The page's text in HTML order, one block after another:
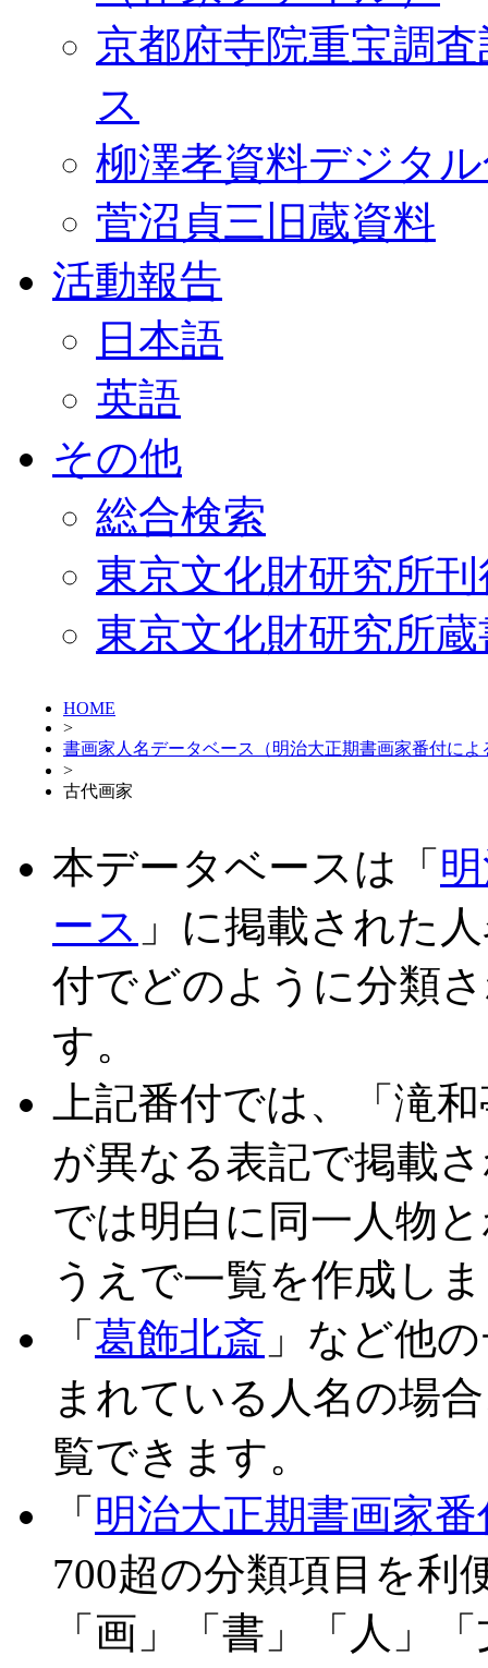
京都府寺院重宝調
ス
柳澤孝資料デジタ
菅沼貞三旧蔵資料
活動報告
日本語
英語
その他
総合検索
東京文化財研究所
東京文化財研究所
HOME
>
書画家人名データベース（明治大正期書画家番付によ
>
古代画家
本データベースは「
ース 」に掲載された
付でどのように分類
す。
上記番付では、「滝
が異なる表記で掲載
では明白に同一人物
うえで一覧を作成し
「 葛飾北斎 」など他
まれている人名の場
覧できます。
「 明治大正期書画家
700超の分類項目を利
「画」「書」「人」